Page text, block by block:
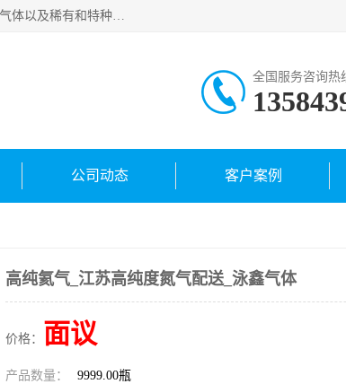
常州泳鑫气体有限公司是一家致力于为客户提供气体产品务的领企业。专注于环氧乙烷剂、环氧乙烷、高纯气体以及稀有和特种气体的研发、生产、销售和配送，产品广泛应用于医疗、电子、科研、化工、食品等多个领域。主要产品有：环氧乙烷灭菌剂，环氧乙烷，高纯氩，氮，氪，氙，氖，氘，笑，氦，氢，氧等各种稀有和特种气体。
全国服务咨询热
公司动态 客户案例
高纯氦气_江苏高纯度氮气配送_泳鑫气体
价格： 面议
产品数量： 9999.00瓶